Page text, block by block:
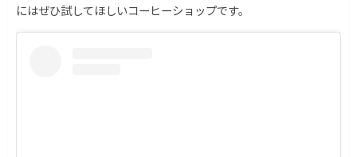
にはぜひ試してほしいコーヒーショップです。